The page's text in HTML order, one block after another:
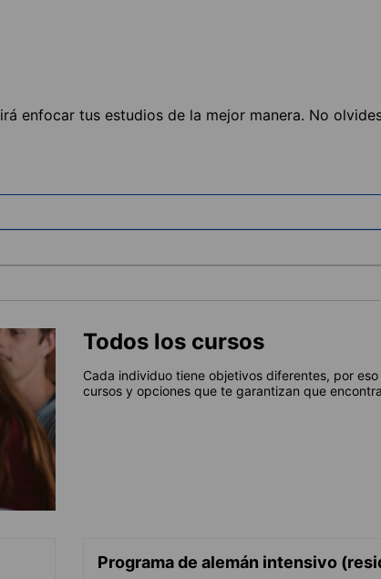
enfocar tus estudios de la mejor manera. No
Todos los cursos
Cada individuo tiene objetivos diferentes, por
cursos y opciones que te garantizan que
Programa de alemán intensivo